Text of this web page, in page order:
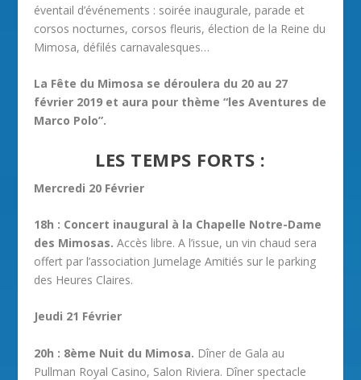
éventail d’événements : soirée inaugurale, parade et
corsos nocturnes, corsos fleuris, élection de la Reine du
Mimosa, défilés carnavalesques…
La Fête du Mimosa se déroulera du 20 au 27
février 2019 et aura pour thème “les Aventures de
Marco Polo”.
LES TEMPS FORTS :
Mercredi 20 Février
18h : Concert inaugural à la Chapelle Notre-Dame
des Mimosas. Accès libre. A l’issue, un vin chaud sera
offert par l’association Jumelage Amitiés sur le parking
des Heures Claires.
Jeudi 21 Février
20h : 8ème Nuit du Mimosa. Dîner de Gala au
Pullman Royal Casino, Salon Riviera. Dîner spectacle